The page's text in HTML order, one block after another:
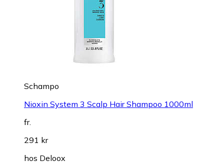
Schampo
Nioxin System 3 Scalp Hair Shampoo 1000ml
fr.
291 kr
hos Deloox